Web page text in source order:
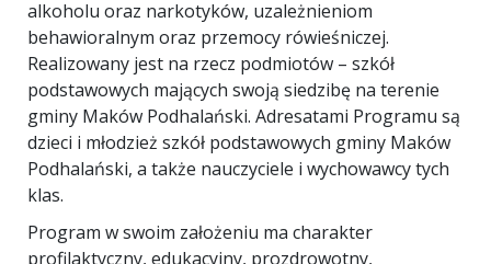
alkoholu oraz narkotyków, uzależnieniom
behawioralnym oraz przemocy rówieśniczej.
Realizowany jest na rzecz podmiotów – szkół
podstawowych mających swoją siedzibę na terenie
gminy Maków Podhalański. Adresatami Programu są
dzieci i młodzież szkół podstawowych gminy Maków
Podhalański, a także nauczyciele i wychowawcy tych
klas.
Program w swoim założeniu ma charakter
profilaktyczny, edukacyjny, prozdrowotny,